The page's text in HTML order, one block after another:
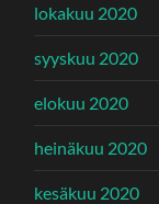
lokakuu 2020
syyskuu 2020
elokuu 2020
heinäkuu 2020
kesäkuu 2020